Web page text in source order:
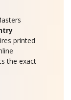
printed
the exact